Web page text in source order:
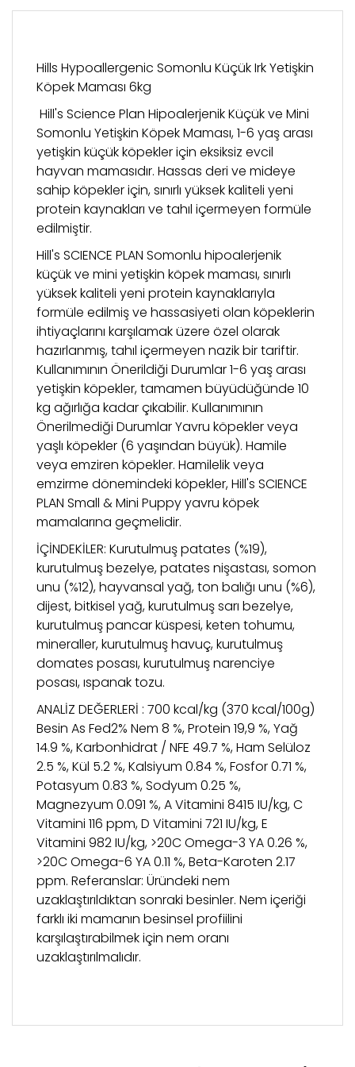
Hills Hypoallergenic Somonlu Küçük Irk Yetişkin
Köpek Maması 6kg
Hill's Science Plan Hipoalerjenik Küçük ve Mini
Somonlu Yetişkin Köpek Maması, 1-6 yaş arası
yetişkin küçük köpekler için eksiksiz evcil
hayvan mamasıdır. Hassas deri ve mideye
sahip köpekler için, sınırlı yüksek kaliteli yeni
protein kaynakları ve tahıl içermeyen formüle
edilmiştir.
Hill's SCIENCE PLAN Somonlu hipoalerjenik
küçük ve mini yetişkin köpek maması, sınırlı
yüksek kaliteli yeni protein kaynaklarıyla
formüle edilmiş ve hassasiyeti olan köpeklerin
ihtiyaçlarını karşılamak üzere özel olarak
hazırlanmış, tahıl içermeyen nazik bir tariftir.
Kullanımının Önerildiği Durumlar 1-6 yaş arası
yetişkin köpekler, tamamen büyüdüğünde 10
kg ağırlığa kadar çıkabilir. Kullanımının
Önerilmediği Durumlar Yavru köpekler veya
yaşlı köpekler (6 yaşından büyük). Hamile
veya emziren köpekler. Hamilelik veya
emzirme dönemindeki köpekler, Hill's SCIENCE
PLAN Small & Mini Puppy yavru köpek
mamalarına geçmelidir.
İÇİNDEKİLER: Kurutulmuş patates (%19),
kurutulmuş bezelye, patates nişastası, somon
unu (%12), hayvansal yağ, ton balığı unu (%6),
dijest, bitkisel yağ, kurutulmuş sarı bezelye,
kurutulmuş pancar küspesi, keten tohumu,
mineraller, kurutulmuş havuç, kurutulmuş
domates posası, kurutulmuş narenciye
posası, ıspanak tozu.
ANALİZ DEĞERLERİ : 700 kcal/kg (370 kcal/100g)
Besin As Fed2% Nem 8 %, Protein 19,9 %, Yağ
14.9 %, Karbonhidrat / NFE 49.7 %, Ham Selüloz
2.5 %, Kül 5.2 %, Kalsiyum 0.84 %, Fosfor 0.71 %,
Potasyum 0.83 %, Sodyum 0.25 %,
Magnezyum 0.091 %, A Vitamini 8415 IU/kg, C
Vitamini 116 ppm, D Vitamini 721 IU/kg, E
Vitamini 982 IU/kg, >20C Omega-3 YA 0.26 %,
>20C Omega-6 YA 0.11 %, Beta-Karoten 2.17
ppm. Referanslar: Üründeki nem
uzaklaştırıldıktan sonraki besinler. Nem içeriği
farklı iki mamanın besinsel profiilini
karşılaştırabilmek için nem oranı
uzaklaştırılmalıdır.
ve diğer konularda yetersiz gördüğünüz noktaları